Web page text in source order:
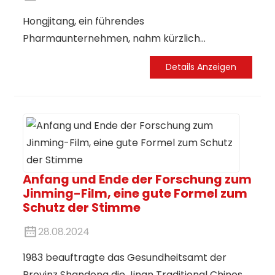
Hongjitang, ein führendes
Pharmaunternehmen, nahm kürzlich
erfolgreich an der CPHI-Messe teil. Die
Veranstaltung bot dem Unternehmen eine
präsentieren. Im Rahmen der Messe schloss
Hongjitang eine strategische
Kooperationsvereinbarung mit Agathonbio,
einem renommierten
Biotechnologieunternehmen. Diese
Zusammenarbeit eröffnet beiden Partnern
neue Entwicklungsmöglichkeiten und wird die
maßgeblich beeinflussen.
Details Anzeigen
Anfang und Ende der Forschung zum
Jinming-Film, eine gute Formel zum
Schutz der Stimme
28.08.2024
1983 beauftragte das Gesundheitsamt der